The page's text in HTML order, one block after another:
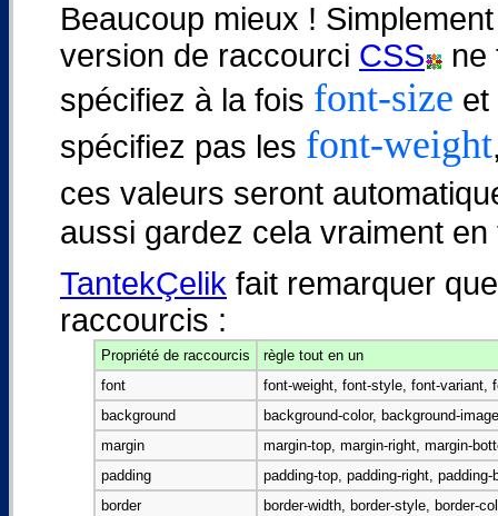
Beaucoup mieux !
version de raccourci CSS
ne
spécifiez à la fois font-size
spécifiez pas les font-weight
ces valeurs seront
aussi gardez cela vraiment en
TantekÇelik fait remarquer
raccourcis :
Propriété de raccourcis
règle tout en un
font
font-weight, font-style, font-variant,
background
background-color, background-
margin
margin-top, margin-right, margin-
padding
padding-top, padding-right,
border
border-width, border-style, border-